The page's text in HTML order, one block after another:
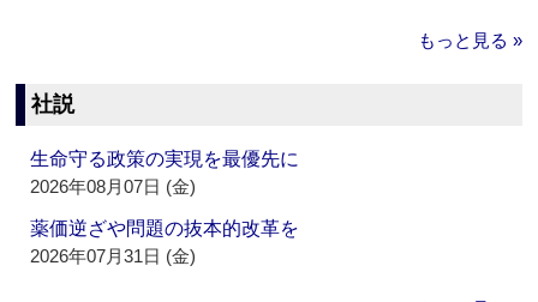
もっと見る »
社説
生命守る政策の実現を最優先に
2026年08月07日 (金)
薬価逆ざや問題の抜本的改革を
2026年07月31日 (金)